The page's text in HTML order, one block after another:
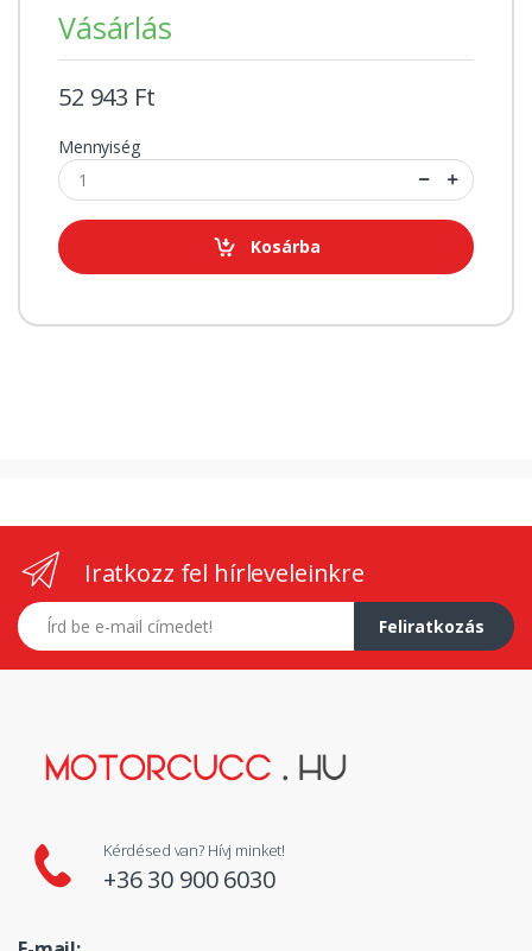
Vásárlás
52 943 Ft
Mennyiség
Kosárba
Iratkozz fel hírleveleinkre
E-mail címed
Feliratkozás
Kérdésed van? Hívj minket!
+36 30 900 6030